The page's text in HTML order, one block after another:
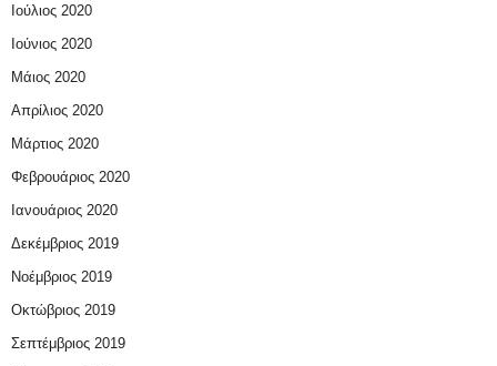
Ιούλιος 2020
Ιούνιος 2020
Μάιος 2020
Απρίλιος 2020
Μάρτιος 2020
Φεβρουάριος 2020
Ιανουάριος 2020
Δεκέμβριος 2019
Νοέμβριος 2019
Οκτώβριος 2019
Σεπτέμβριος 2019